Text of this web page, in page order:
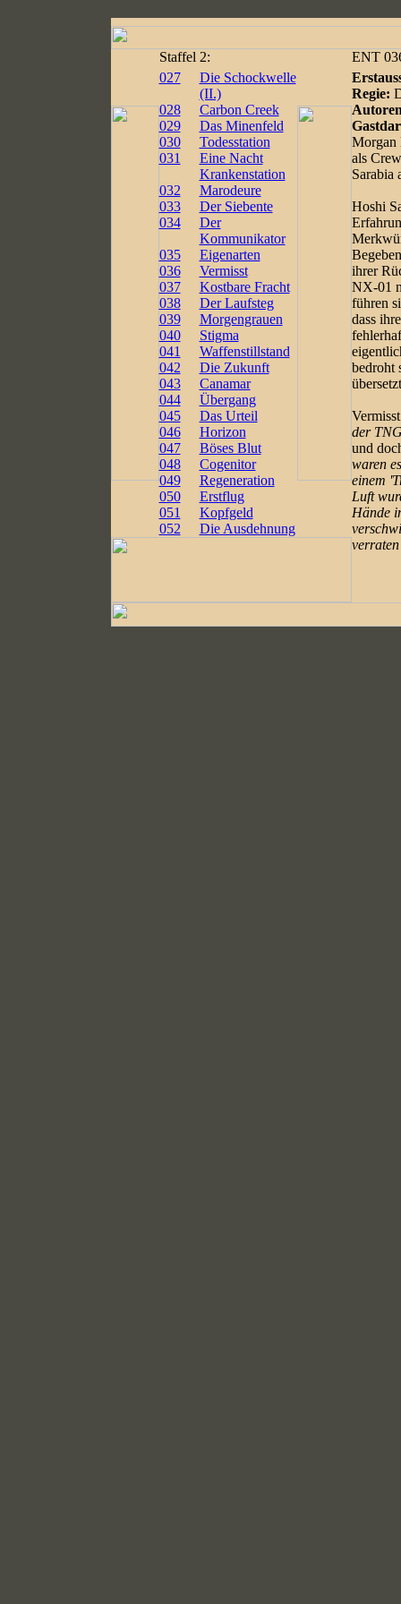
Staffel 2:
027
Die Schockwelle
(II.)
028
Carbon Creek
029
Das Minenfeld
030
Todesstation
031
Eine Nacht
Krankenstation
032
Marodeure
033
Der Siebente
034
Der
Kommunikator
035
Eigenarten
036
Vermisst
037
Kostbare Fracht
038
Der Laufsteg
039
Morgengrauen
040
Stigma
041
Waffenstillstand
042
Die Zukunft
043
Canamar
044
Übergang
045
Das Urteil
046
Horizon
047
Böses Blut
048
Cogenitor
049
Regeneration
050
Erstflug
051
Kopfgeld
052
Die Ausdehnung
ENT
Regie:
Morgan
als
Sarabia
Hoshi
ihrer
NX-01
führen
dass
bedroht
Vermisst
der
und
waren
einem
Luft
Hände